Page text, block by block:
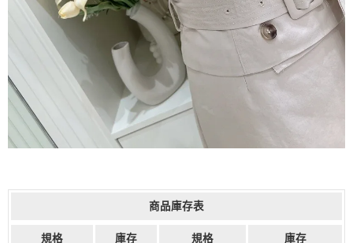
商品庫存表
規格 庫存 規格 庫存